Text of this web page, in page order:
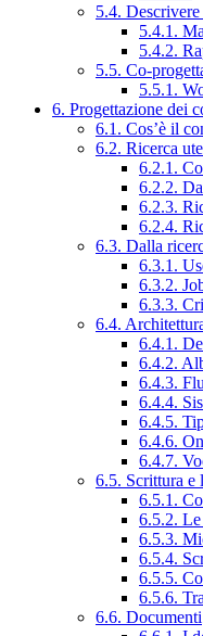
5.4.
5.4.1.
5.4.2.
5.5. Co-
5.5.1.
6. Progettazione dei
6.1. Cos’è il
6.2. Ricerca
6.2.1.
6.2.2.
6.2.3.
6.2.4.
6.3. Dalla
6.3.1.
6.3.2.
6.3.3.
6.4.
6.4.1.
6.4.2.
6.4.3.
6.4.4.
6.4.5.
6.4.6.
6.4.7.
6.5. Scrittura e
6.5.1.
6.5.2.
6.5.3.
6.5.4.
6.5.5.
6.5.6.
6.6. Documenti